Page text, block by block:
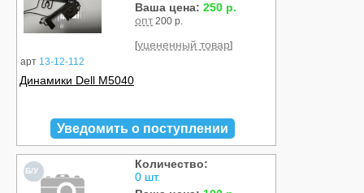
арт 13-12-112
Ваша цена: 250 р.
опт 200 р.
[уцененный товар]
Динамики Dell M5040
Уведомить о поступлении
Б/У
Количество:
0 шт.